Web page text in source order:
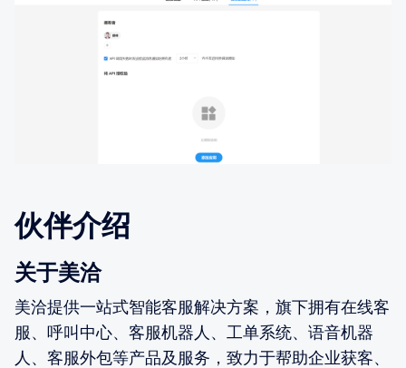
伙伴介绍
关于美洽
美洽提供一站式智能客服解决方案，旗下拥有在线客
服、呼叫中心、客服机器人、工单系统、语音机器
人、客服外包等产品及服务，致力于帮助企业获客、